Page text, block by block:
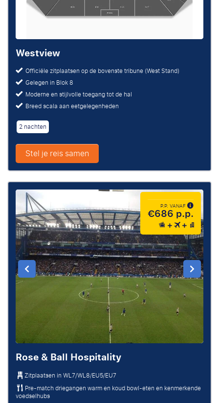
Westview
Officiële zitplaatsen op de bovenste tribune (West Stand)
Gelegen in Blok 8
Moderne en stijlvolle toegang tot de hal
Breed scala aan eetgelegenheden
2 nachten
Stel je reis samen
P.P. VANAF
€686 p.p.
Rose & Ball Hospitality
Zitplaatsen inWL7/WL8/EU5/EU7
Pre-match driegangen warm en koud bowl-eten en kenmerkende
voedselhubs